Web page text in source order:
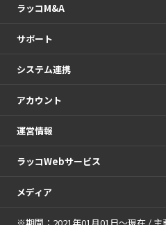
ラッコM&A
サポート
システム連携
アカウント
運営情報
ラッコWebサービス
メディア
※期間：2021年01月01日～現在 /